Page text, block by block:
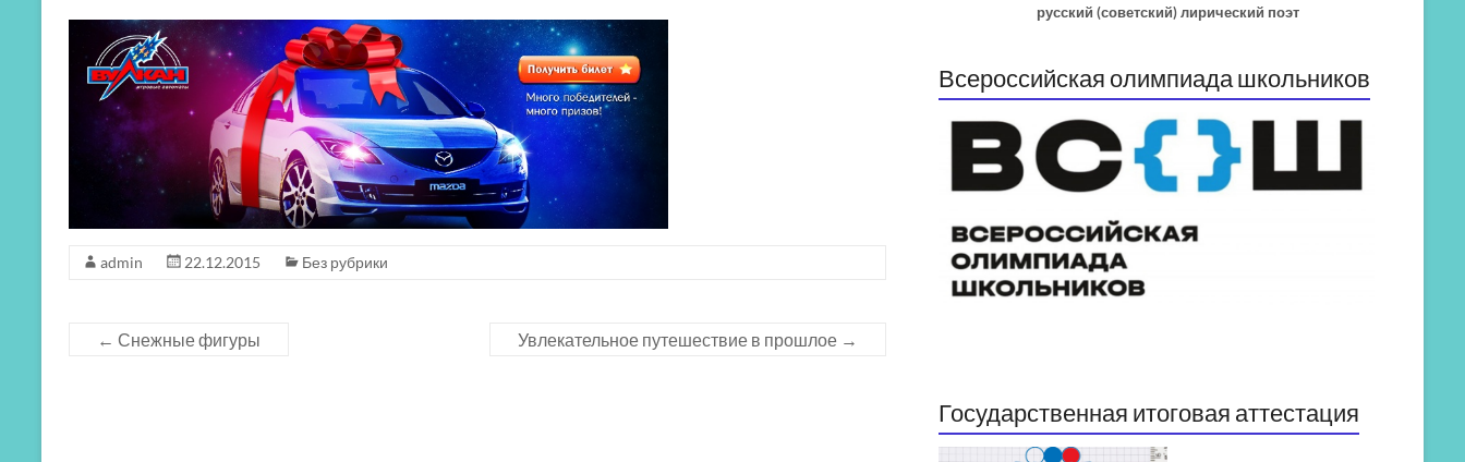
admin 22.12.2015 Без рубрики
← Снежные фигуры Увлекательное путешествие в прошлое →
русский (советский) лирический поэт
Всероссийская олимпиада школьников
Государственная итоговая аттестация